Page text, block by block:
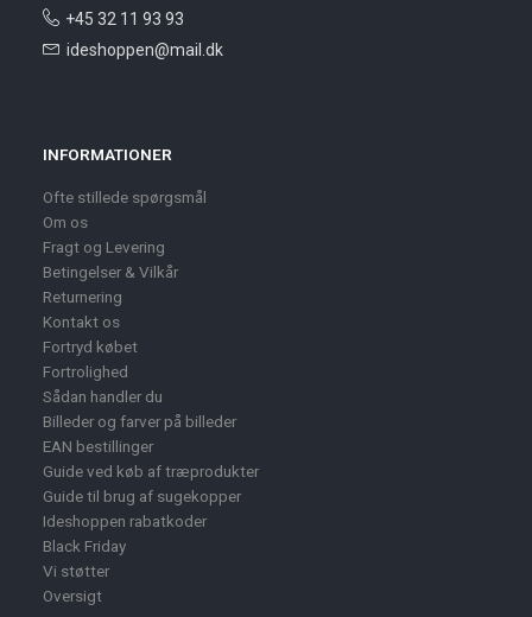
+45 32 11 93 93
ideshoppen@mail.dk
INFORMATIONER
Ofte stillede spørgsmål
Om os
Fragt og Levering
Betingelser & Vilkår
Returnering
Kontakt os
Fortryd købet
Fortrolighed
Sådan handler du
Billeder og farver på billeder
EAN bestillinger
Guide ved køb af træprodukter
Guide til brug af sugekopper
Ideshoppen rabatkoder
Black Friday
Vi støtter
Oversigt